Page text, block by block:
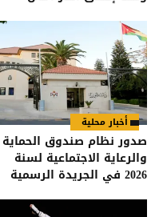
أخبار محلية
صدور نظام صندوق الحماية
والرعاية الاجتماعية لسنة
2026 في الجريدة الرسمية